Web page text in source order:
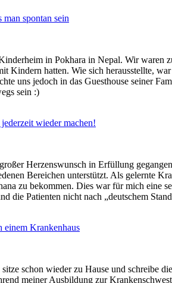
spontan sein
in Pokhara in Nepal. Wir
Kindern hatten. Wie sich herausstellte,
uns jedoch in das Guesthouse seiner
sein :)
wieder machen!
Herzenswunsch in Erfüllung
Bereichen unterstützt. Als gelernte
zu bekommen. Dies war für mich eine
die Patienten nicht nach „deutschem
Krankenhaus
schon wieder zu Hause und schreibe
meiner Ausbildung zur